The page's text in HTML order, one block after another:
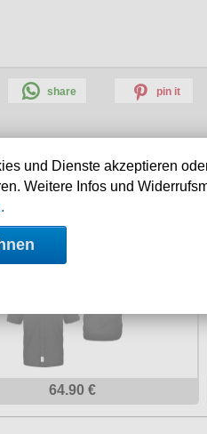
share pin it
Kurzarm Hemd Vike
64.90 €
und Dienste akzeptieren
Weitere Infos und